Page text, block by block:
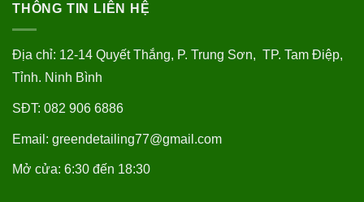
THÔNG TIN LIÊN HỆ
Địa chỉ: 12-14 Quyết Thắng, P. Trung Sơn, TP. Tam Điệp,
Tỉnh. Ninh Bình
SĐT: 082 906 6886
Email: greendetailing77@gmail.com
Mở cửa: 6:30 đến 18:30